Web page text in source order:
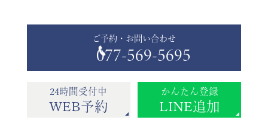
ご予約・お問い合わせ
077-569-5695
24時間受付中
WEB予約
かんたん登録
LINE追加